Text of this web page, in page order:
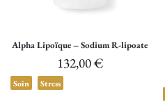
Alpha Lipoïque – Sodium R-lipoate
132,00€
Soin Stress